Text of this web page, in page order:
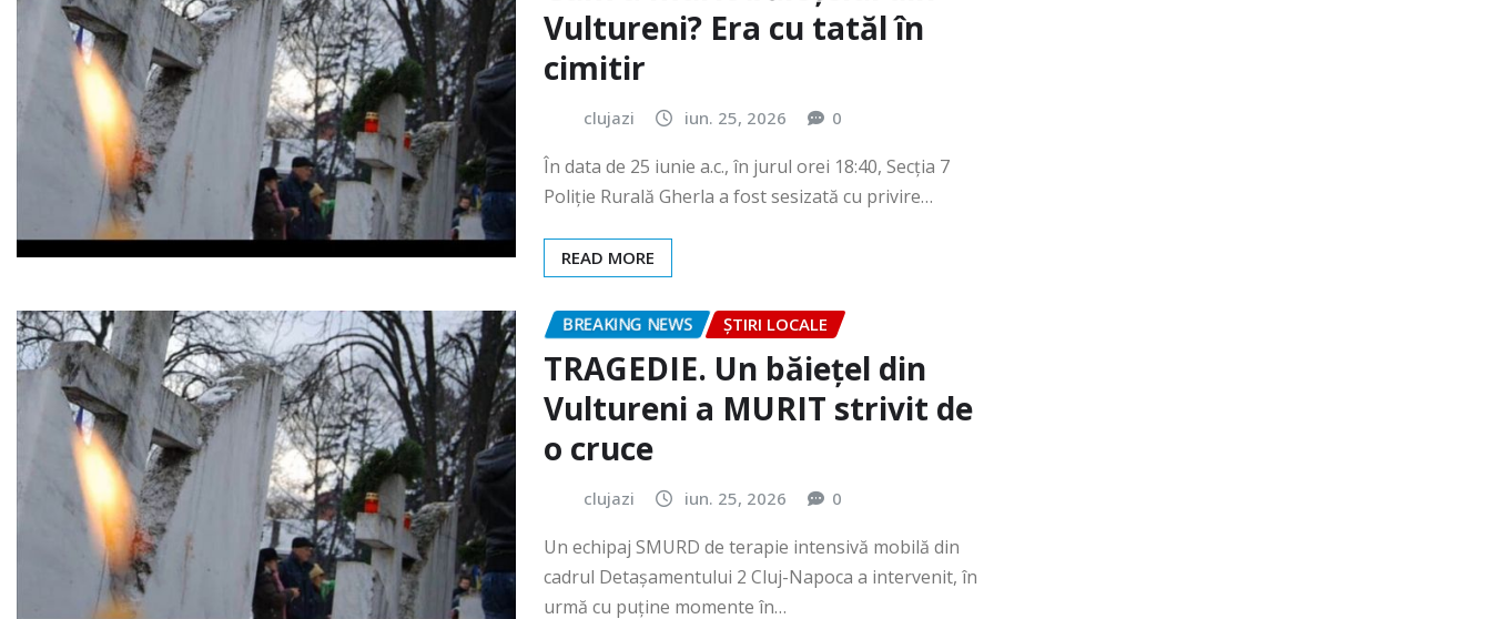
clujazi iun. 25, 2026 0
În data de 25 iunie a.c., în jurul orei 18:40, Secția 7
Poliție Rurală Gherla a fost sesizată cu privire…
READ MORE
BREAKING NEWS
TRAGEDIE. Un băiețel din
Vultureni a MURIT strivit de
o cruce
clujazi iun. 25, 2026 0
Un echipaj SMURD de terapie intensivă mobilă din
cadrul Detașamentului 2 Cluj-Napoca a intervenit, în
urmă cu puține momente în…
READ MORE